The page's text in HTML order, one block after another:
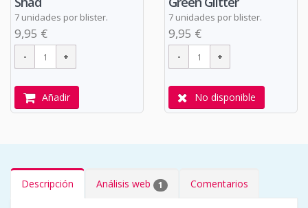
7 unidades por blister.
9,95 €
Añadir
7 unidades por blister.
9,95 €
No disponible
Descripción Análisis web 1 Comentarios